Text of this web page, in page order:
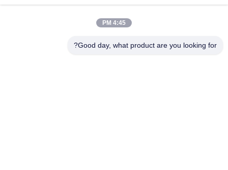
محصولات
تور کارخانه
4:45 PM
Good day, what product are you looking for?